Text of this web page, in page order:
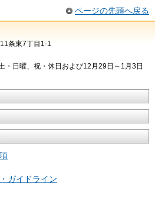
ページの先頭へ戻る
条東7丁目1-1
・日曜、祝・休日および12月29日～1月3日
ガイドライン